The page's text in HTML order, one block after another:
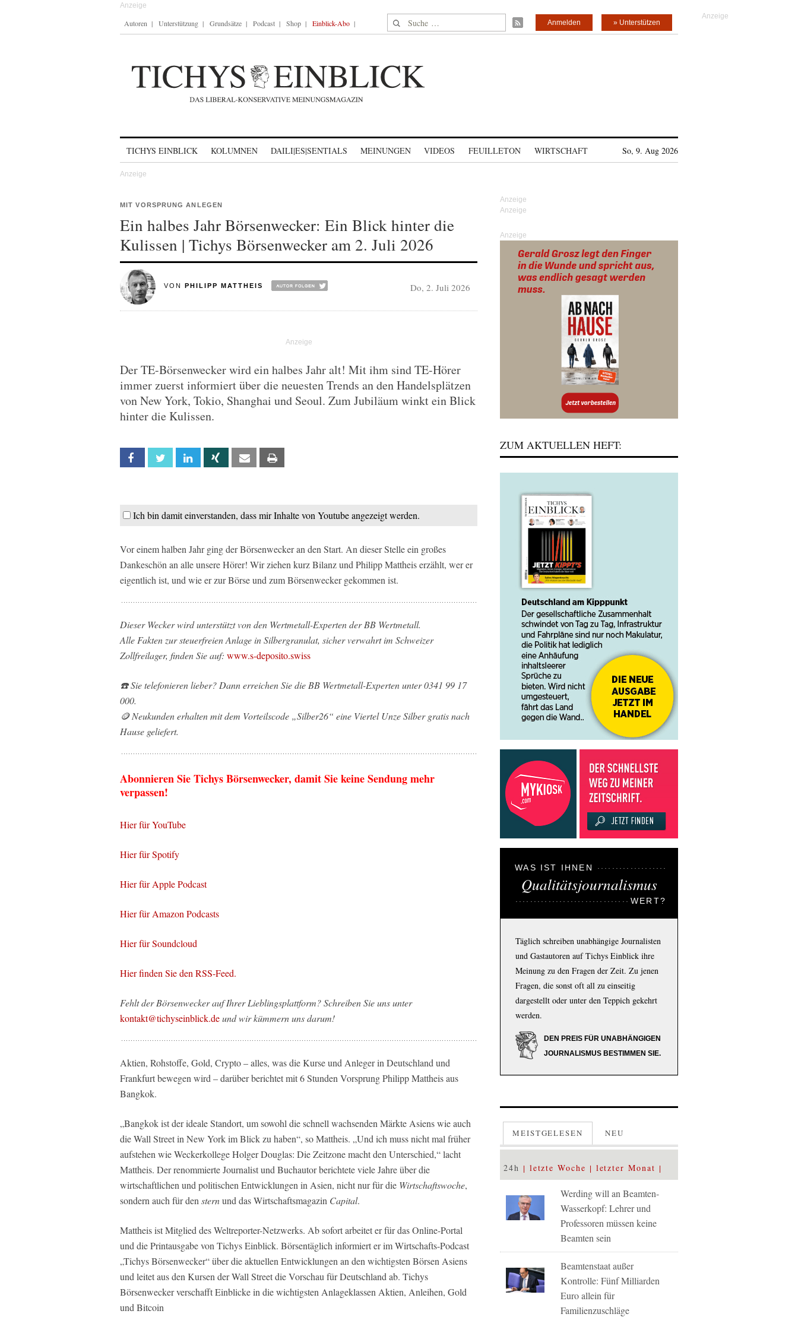
Autoren Unterstützung Grundsätze Podcast Shop Einblick-Abo Suche nach: » Unterstützen
Anmelden
TICHYS EINBLICK KOLUMNEN DAILI|ES|SENTIALS MEINUNGEN VIDEOS FEUILLETON WIRTSCHAFT So, 9. Aug 2026
MIT VORSPRUNG ANLEGEN
Ein halbes Jahr Börsenwecker: Ein Blick hinter die
Kulissen | Tichys Börsenwecker am 2. Juli 2026
VON PHILIPP MATTHEIS Do, 2. Juli 2026
Der TE-Börsenwecker wird ein halbes Jahr alt! Mit ihm sind TE-Hörer
immer zuerst informiert über die neuesten Trends an den Handelsplätzen
von New York, Tokio, Shanghai und Seoul. Zum Jubiläum winkt ein Blick
hinter die Kulissen.
Facebook Twitter Linkedin Xing Email
Ich bin damit einverstanden, dass mir Inhalte von Youtube angezeigt werden.
Vor einem halben Jahr ging der Börsenwecker an den Start. An dieser Stelle ein großes
Dankeschön an alle unsere Hörer! Wir ziehen kurz Bilanz und Philipp Mattheis erzählt, wer er
eigentlich ist, und wie er zur Börse und zum Börsenwecker gekommen ist.
Dieser Wecker wird unterstützt von den Wertmetall-Experten der BB Wertmetall.
Alle Fakten zur steuerfreien Anlage in Silbergranulat, sicher verwahrt im Schweizer
Zollfreilager, finden Sie auf: www.s-deposito.swiss
☎️ Sie telefonieren lieber? Dann erreichen Sie die BB Wertmetall-Experten unter 0341 99 17
000.
🪙 Neukunden erhalten mit dem Vorteilscode „Silber26“ eine Viertel Unze Silber gratis nach
Hause geliefert.
Abonnieren Sie Tichys Börsenwecker, damit Sie keine Sendung mehr
verpassen!
Hier für YouTube
Hier für Spotify
Hier für Apple Podcast
Hier für Amazon Podcasts
Hier für Soundcloud
Hier finden Sie den RSS-Feed.
Fehlt der Börsenwecker auf Ihrer Lieblingsplattform? Schreiben Sie uns unter
kontakt@tichyseinblick.deund wir kümmern uns darum!
Aktien, Rohstoffe, Gold, Crypto – alles, was die Kurse und Anleger in Deutschland und
Frankfurt bewegen wird – darüber berichtet mit 6 Stunden Vorsprung Philipp Mattheis aus
Bangkok.
„Bangkok ist der ideale Standort, um sowohl die schnell wachsenden Märkte Asiens wie auch
die Wall Street in New York im Blick zu haben“, so Mattheis. „Und ich muss nicht mal früher
aufstehen wie Weckerkollege Holger Douglas: Die Zeitzone macht den Unterschied,“ lacht
Mattheis. Der renommierte Journalist und Buchautor berichtete viele Jahre über die
wirtschaftlichen und politischen Entwicklungen in Asien, nicht nur für die Wirtschaftswoche,
sondern auch für den sternund das Wirtschaftsmagazin Capital.
Mattheis ist Mitglied des Weltreporter-Netzwerks. Ab sofort arbeitet er für das Online-Portal
und die Printausgabe von Tichys Einblick. Börsentäglich informiert er im Wirtschafts-Podcast
„Tichys Börsenwecker“ über die aktuellen Entwicklungen an den wichtigsten Börsen Asiens
und leitet aus den Kursen der Wall Street die Vorschau für Deutschland ab. Tichys
Börsenwecker verschafft Einblicke in die wichtigsten Anlageklassen Aktien, Anleihen, Gold
und Bitcoin
Anzeige
ZUM AKTUELLEN HEFT:
WAS IST IHNEN
Qualitätsjournalismus
WERT?
Täglich schreiben unabhängige Journalisten
und Gastautoren auf Tichys Einblick ihre
Meinung zu den Fragen der Zeit. Zu jenen
Fragen, die sonst oft all zu einseitig
dargestellt oder unter den Teppich gekehrt
werden.
DEN PREIS FÜR UNABHÄNGIGEN
JOURNALISMUS BESTIMMEN SIE.
MEISTGELESEN NEU
24h letzte Woche letzter Monat
Werding will an Beamten-
Wasserkopf: Lehrer und
Professoren müssen keine
Beamten sein
Beamtenstaat außer
Kontrolle: Fünf Milliarden
Euro allein für
Familienzuschläge